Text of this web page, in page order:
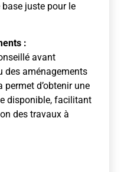
juste pour le
:
avant
des aménagements
d’obtenir une
disponible, facilitant
des travaux à